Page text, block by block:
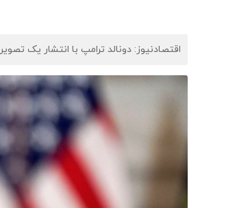
اقتصادنیوز: دونالد ترامپ با انتشار یک